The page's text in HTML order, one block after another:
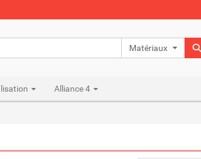
Matériaux naturels
Alliance 4